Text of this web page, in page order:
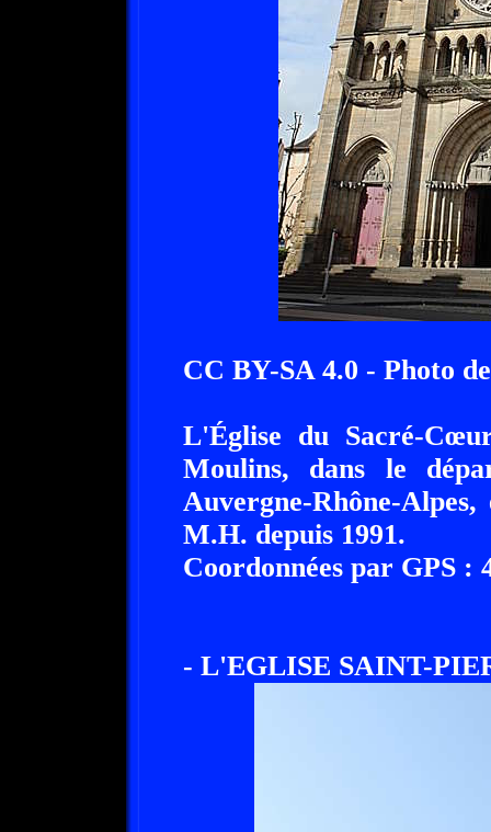
CC BY-SA 4.0 - Photo
L'Église du Sacré-
Moulins, dans le
Auvergne-Rhône-
M.H. depuis 1991.
Coordonnées par GPS :
- L'EGLISE SAINT-